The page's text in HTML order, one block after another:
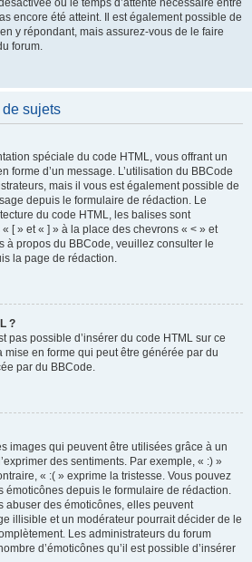
ou le temps d’attente nécessaire entre
encore été atteint. Il est également possible de
y répondant, mais assurez-vous de le faire
forum.
de sujets
spéciale du code HTML, vous offrant un
forme d’un message. L’utilisation du BBCode
mais il vous est également possible de
depuis le formulaire de rédaction. Le
du code HTML, les balises sont
[ » et « ] » à la place des chevrons « < » et
à propos du BBCode, veuillez consulter le
la page de rédaction.
?
pas possible d’insérer du code HTML sur ce
en forme qui peut être générée par du
par du BBCode.
images qui peuvent être utilisées grâce à un
des sentiments. Par exemple, « :) »
« :( » exprime la tristesse. Vous pouvez
émoticônes depuis le formulaire de rédaction.
abuser des émoticônes, elles peuvent
illisible et un modérateur pourrait décider de le
Les administrateurs du forum
d’émoticônes qu’il est possible d’insérer